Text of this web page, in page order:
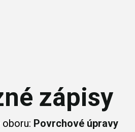
zápisy
Povrchové úpravy